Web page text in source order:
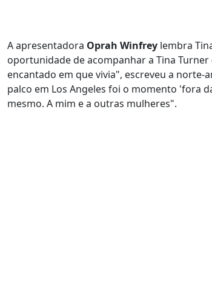
A apresentadora Oprah Winfrey lembra
oportunidade de acompanhar a Tina
encantado em que vivia", escreveu a norte-
palco em Los Angeles foi o momento 'fora
mesmo. A mim e a outras mulheres".